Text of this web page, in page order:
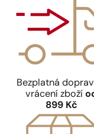
Bezplatná
vrácení zboží
899 Kč